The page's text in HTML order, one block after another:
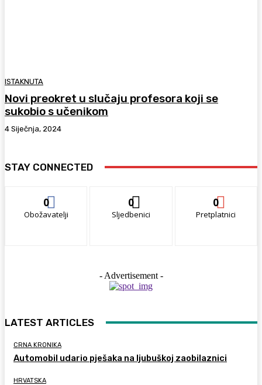
ISTAKNUTA
Novi preokret u slučaju profesora koji se
sukobio s učenikom
4 Siječnja, 2024
STAY CONNECTED
0
Obožavatelji
0
Sljedbenici
0
Pretplatnici
- Advertisement -
LATEST ARTICLES
CRNA KRONIKA
Automobil udario pješaka na ljubuškoj zaobilaznici
HRVATSKA